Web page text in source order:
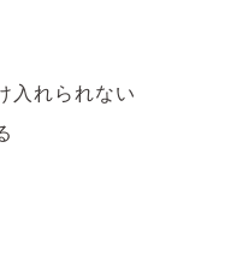
入れられない